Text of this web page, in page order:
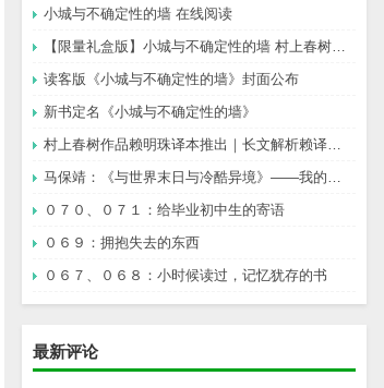
小城与不确定性的墙 在线阅读
读客版《小城与不确定性的墙》封面公布
新书定名《小城与不确定性的墙》
０７０、０７１：给毕业初中生的寄语
０６９：拥抱失去的东西
０６７、０６８：小时候读过，记忆犹存的书
最新评论